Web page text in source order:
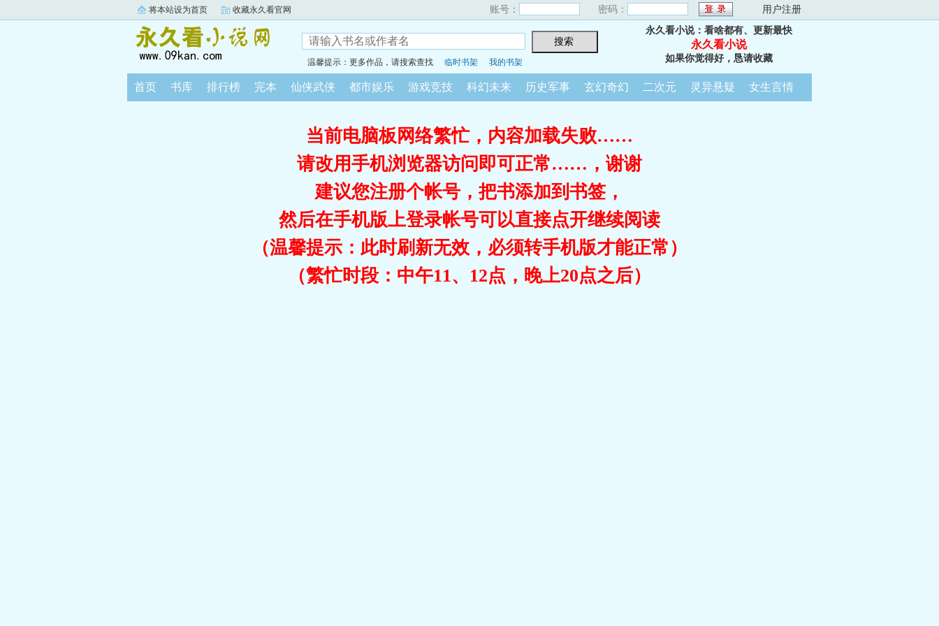
将本站设为首页 收藏永久看官网 账号： 密码： 用户注册
温馨提示：更多作品，请搜索查找 临时书架 我的书架
永久看小说：看啥都有、更新最快
永久看小说
如果你觉得好，恳请收藏
首页 书库 排行榜 完本 仙侠武侠 都市娱乐 游戏竞技 科幻未来 历史军事 玄幻奇幻 二次元 灵异悬疑 女生言情
当前电脑板网络繁忙，内容加载失败……
请改用手机浏览器访问即可正常……，谢谢
建议您注册个帐号，把书添加到书签，
然后在手机版上登录帐号可以直接点开继续阅读
（温馨提示：此时刷新无效，必须转手机版才能正常）
（繁忙时段：中午11、12点，晚上20点之后）